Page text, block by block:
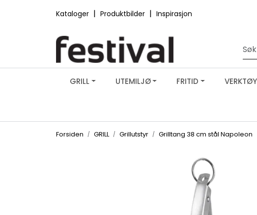
Kataloger | Produktbilder | Inspirasjon
GRILL UTEMILJØ FRITID VERKTØY
Forsiden GRILL Grillutstyr Grilltang 38 cm stål Napoleon